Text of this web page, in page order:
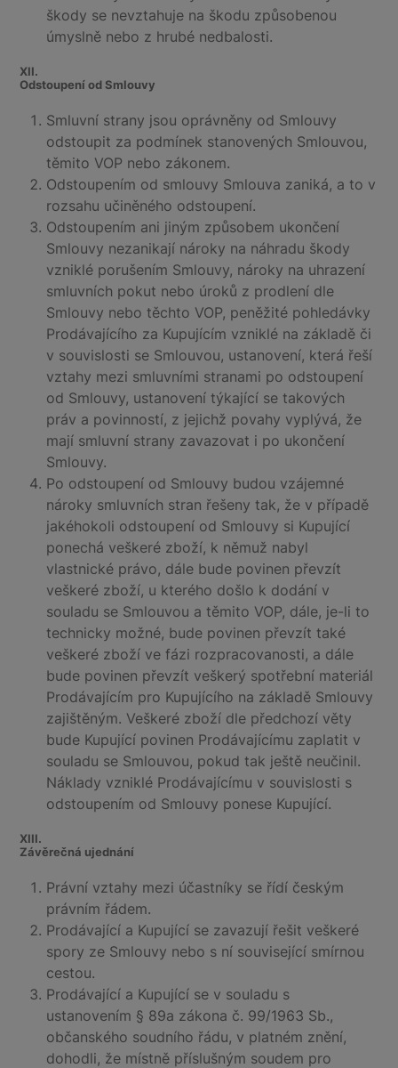
škody se nevztahuje na škodu způsobenou
úmyslně nebo z hrubé nedbalosti.
XII.
Odstoupení od Smlouvy
Smluvní strany jsou oprávněny od Smlouvy
odstoupit za podmínek stanovených Smlouvou,
těmito VOP nebo zákonem.
Odstoupením od smlouvy Smlouva zaniká, a to v
rozsahu učiněného odstoupení.
Odstoupením ani jiným způsobem ukončení
Smlouvy nezanikají nároky na náhradu škody
vzniklé porušením Smlouvy, nároky na uhrazení
smluvních pokut nebo úroků z prodlení dle
Smlouvy nebo těchto VOP, peněžité pohledávky
Prodávajícího za Kupujícím vzniklé na základě či
v souvislosti se Smlouvou, ustanovení, která řeší
vztahy mezi smluvními stranami po odstoupení
od Smlouvy, ustanovení týkající se takových
práv a povinností, z jejichž povahy vyplývá, že
mají smluvní strany zavazovat i po ukončení
Smlouvy.
Po odstoupení od Smlouvy budou vzájemné
nároky smluvních stran řešeny tak, že v případě
jakéhokoli odstoupení od Smlouvy si Kupující
ponechá veškeré zboží, k němuž nabyl
vlastnické právo, dále bude povinen převzít
veškeré zboží, u kterého došlo k dodání v
souladu se Smlouvou a těmito VOP, dále, je-li to
technicky možné, bude povinen převzít také
veškeré zboží ve fázi rozpracovanosti, a dále
bude povinen převzít veškerý spotřební materiál
Prodávajícím pro Kupujícího na základě Smlouvy
zajištěným. Veškeré zboží dle předchozí věty
bude Kupující povinen Prodávajícímu zaplatit v
souladu se Smlouvou, pokud tak ještě neučinil.
Náklady vzniklé Prodávajícímu v souvislosti s
odstoupením od Smlouvy ponese Kupující.
XIII.
Závěrečná ujednání
Právní vztahy mezi účastníky se řídí českým
právním řádem.
Prodávající a Kupující se zavazují řešit veškeré
spory ze Smlouvy nebo s ní související smírnou
cestou.
Prodávající a Kupující se v souladu s
ustanovením § 89a zákona č. 99/1963 Sb.,
občanského soudního řádu, v platném znění,
dohodli, že místně příslušným soudem pro